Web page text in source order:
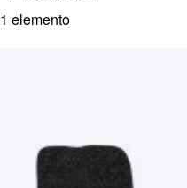
1 elemento